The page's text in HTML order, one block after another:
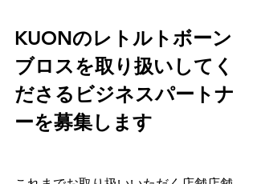
KUONのレトルトボーン
ブロスを取り扱いしてく
ださるビジネスパートナ
ーを募集します